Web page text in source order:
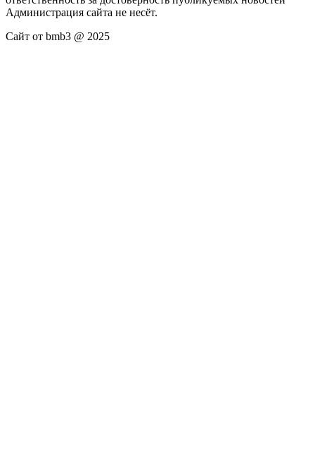
Администрация сайта не несёт.
Сайт от bmb3 @ 2025